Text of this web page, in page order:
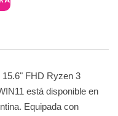
FHD Ryzen 3
está disponible en
Equipada con